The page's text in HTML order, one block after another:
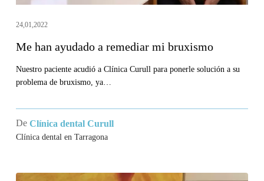
24,01,2022
Me han ayudado a remediar mi bruxismo
Nuestro paciente acudió a Clínica Curull para ponerle solución a su
problema de bruxismo, ya…
De Clínica dental Curull
Clínica dental en Tarragona